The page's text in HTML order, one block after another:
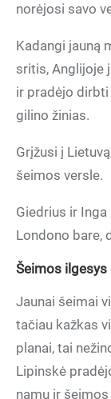
norėjosi savo
Kadangi jauną
sritis, Anglijoje
ir pradėjo
gilino žinias.
Grįžusi į
šeimos versle.
Giedrius ir
Londono bare,
Šeimos ilgesys
Jaunai šeimai
tačiau kažkas
planai, tai
Lipinskė
namų ir